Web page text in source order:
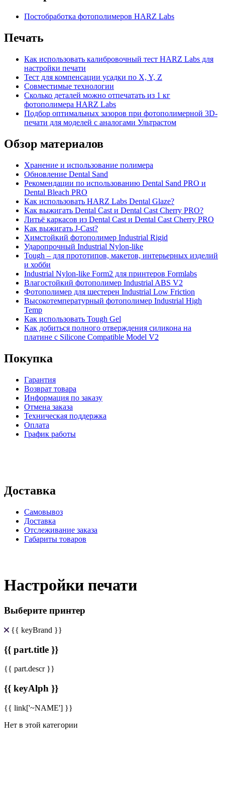
Постобработка фотополимеров HARZ Labs
Печать
Как использовать калибровочный тест HARZ Labs для
настройки печати
Тест для компенсации усадки по X, Y, Z
Совместимые технологии
Сколько деталей можно отпечатать из 1 кг
фотополимера HARZ Labs
Подбор оптимальных зазоров при фотополимерной 3D-
печати для моделей с аналогами Ультрастом
Обзор материалов
Хранение и использование полимера
Обновление Dental Sand
Рекомендации по использованию Dental Sand PRO и
Dental Bleach PRO
Как использовать HARZ Labs Dental Glaze?
Как выжигать Dental Cast и Dental Cast Cherry PRO?
Литьё каркасов из Dental Cast и Dental Cast Cherry PRO
Как выжигать J-Cast?
Химстойкий фотополимер Industrial Rigid
Ударопрочный Industrial Nylon-like
Tough – для прототипов, макетов, интерьерных изделий
и хобби
Industrial Nylon-like Form2 для принтеров Formlabs
Влагостойкий фотополимер Industrial ABS V2
Фотополимер для шестерен Industrial Low Friction
Высокотемпературный фотополимер Industrial High
Temp
Как использовать Tough Gel
Как добиться полного отверждения силикона на
платине с Silicone Compatible Model V2
Покупка
Гарантия
Возврат товара
Информация по заказу
Отмена заказа
Техническая поддержка
Оплата
График работы
Доставка
Самовывоз
Доставка
Отслеживание заказа
Габариты товаров
Настройки печати
Выберите принтер
{{ keyBrand }}
{{ part.title }}
{{ part.descr }}
{{ keyAlph }}
{{ link['~NAME'] }}
Нет в этой категории